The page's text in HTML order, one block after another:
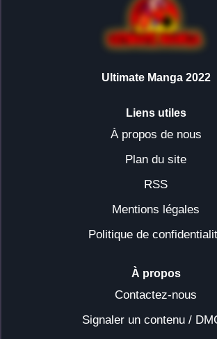
Ultimate Manga 2022
Liens utiles
À propos de nous
Plan du site
RSS
Mentions légales
Politique de
À propos
Contactez-nous
Signaler un contenu /